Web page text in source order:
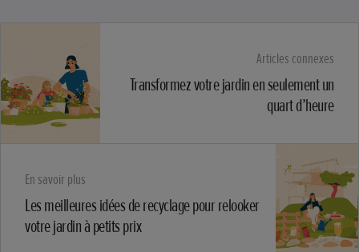
Articles connexes
Transformez votre jardin en seulement un
quart d’heure
En savoir plus
Les meilleures idées de recyclage pour relooker
votre jardin à petits prix